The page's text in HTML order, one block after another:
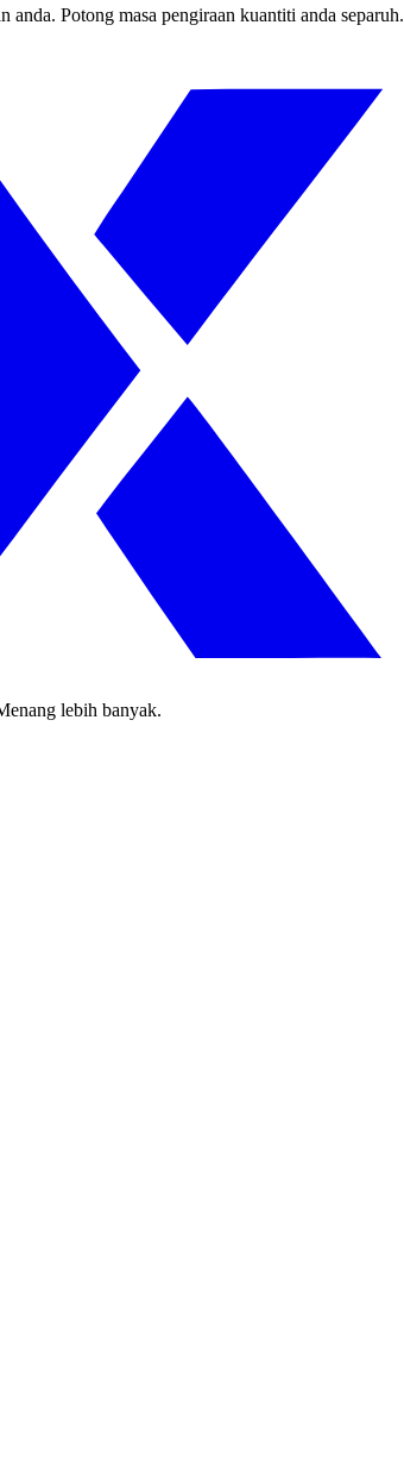
Potong masa pengiraan kuantiti anda separuh.
lebih banyak.